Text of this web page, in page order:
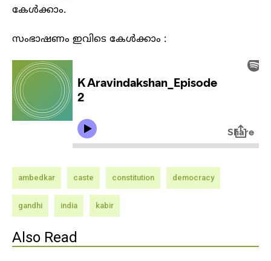
കേൾക്കാം.
സംഭാഷണം ഇവിടെ കേൾക്കാം :
ambedkar caste constitution democracy
gandhi india kabir
Also Read